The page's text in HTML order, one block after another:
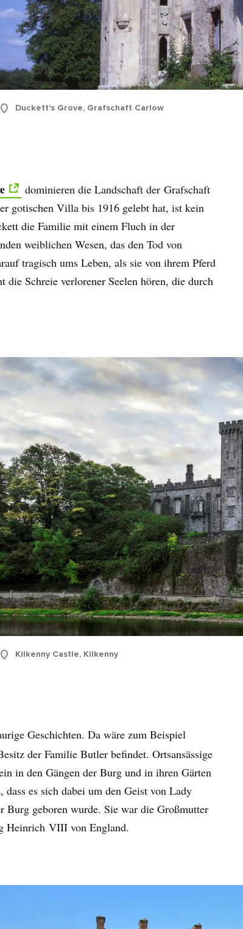
erkläre ich mich damit einverstanden,
E-Mails zu erhalten. Diese basieren auf meiner
der Website und E-Mails von Tourism Ireland sowie meiner
und Pixeln. Sie können Ihre Einwilligung jederzeit
einfach auf "Abmelden" in unseren E-Mails. Weitere
darüber, wie wir Ihre persönlichen Daten verwenden,
Duckett's Grove, Grafschaft Carlow
dominieren die Landschaft der Grafschaft
gotischen Villa bis 1916 gelebt hat, ist kein
die Familie mit einem Fluch in der
weiblichen Wesen, das den Tod von
tragisch ums Leben, als sie von ihrem Pferd
Schreie verlorener Seelen hören, die durch
Kilkenny Castle, Kilkenny
Geschichten. Da wäre zum Beispiel
der Familie Butler befindet. Ortsansässige
in den Gängen der Burg und in ihren Gärten
es sich dabei um den Geist von Lady
geboren wurde. Sie war die Großmutter
Heinrich VIII von England.